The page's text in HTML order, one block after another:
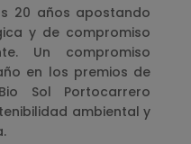
20 años apostando
y de compromiso
Un compromiso
en los premios de
Sol Portocarrero
ambiental y